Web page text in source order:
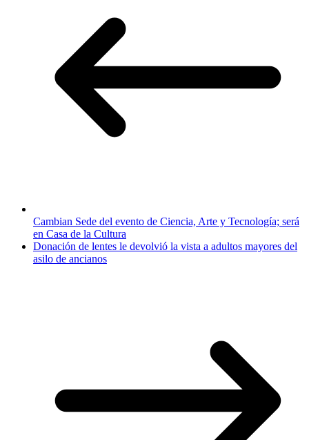
Cambian Sede del evento de Ciencia, Arte y Tecnología; será
en Casa de la Cultura
Donación de lentes le devolvió la vista a adultos mayores del
asilo de ancianos